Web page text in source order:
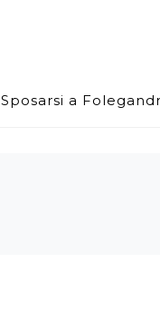
Sposarsi a